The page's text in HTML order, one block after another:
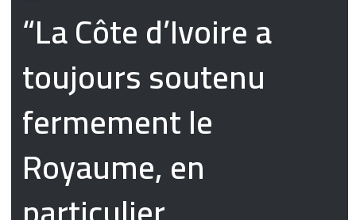
“La Côte d’Ivoire a
toujours soutenu
fermement le
Royaume, en